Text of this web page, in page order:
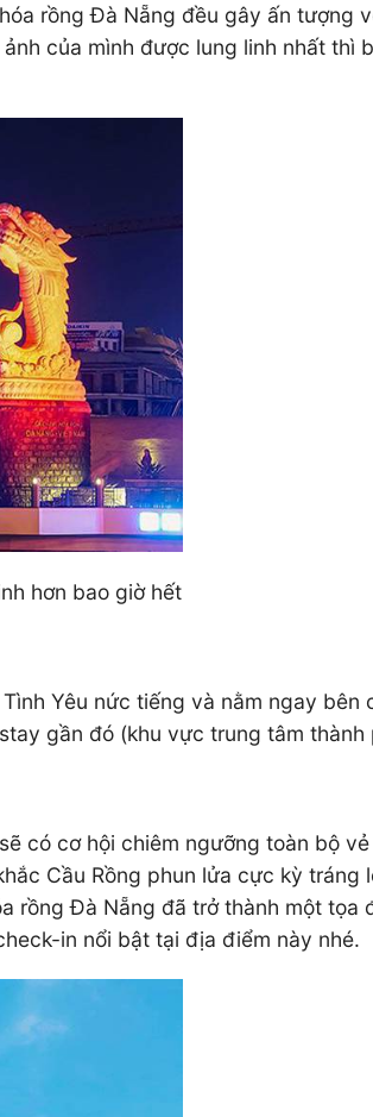
rồng Đà Nẵng đều gây ấn tượng
của mình được lung linh nhất
hơn bao giờ hết
Yêu nức tiếng và nằm ngay
gần đó (khu vực trung tâm
có cơ hội chiêm ngưỡng toàn bộ
Cầu Rồng phun lửa cực kỳ
Đà Nẵng đã trở thành một tọa
in nổi bật tại địa điểm này nhé.